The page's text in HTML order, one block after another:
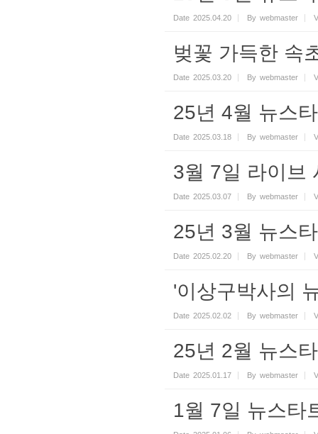
Date 2025.04.20 By webmaster
벚꽃 가득한 속
Date 2025.03.20 By webmaster
25년 4월 뉴스
Date 2025.03.18 By webmaster
3월 7일 라이브
Date 2025.03.07 By webmaster
25년 3월 뉴스
Date 2025.02.20 By webmaster
'이상구박사의
Date 2025.02.02 By webmaster
25년 2월 뉴스
Date 2025.01.17 By webmaster
1월 7일 뉴스타